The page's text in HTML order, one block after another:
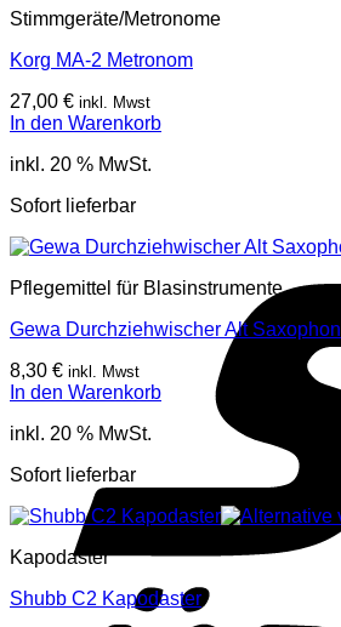
Stimmgeräte/Metronome
Korg MA-2 Metronom
27,00 € inkl. Mwst
In den Warenkorb
inkl. 20 % MwSt.
Sofort lieferbar
Pflegemittel für Blasinstrumente
Gewa Durchziehwischer Alt Saxophon
8,30 € inkl. Mwst
In den Warenkorb
inkl. 20 % MwSt.
Sofort lieferbar
Kapodaster
Shubb C2 Kapodaster